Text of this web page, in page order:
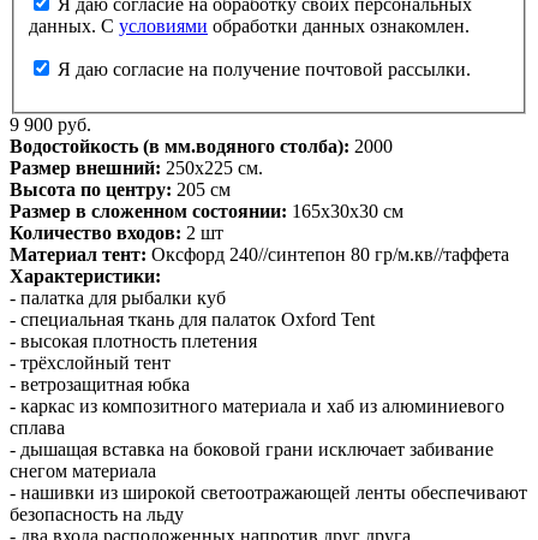
данных. С условиями обработки данных ознакомлен.
Я даю согласие на получение почтовой рассылки.
9 900 руб.
Водостойкость (в мм.водяного столба): 2000
Размер внешний: 250х225 см.
Высота по центру: 205 см
Размер в сложенном состоянии: 165х30х30 см
Количество входов: 2 шт
Материал тент: Оксфорд 240//синтепон 80 гр/м.кв//таффета
Характеристики:
- палатка для рыбалки куб
- специальная ткань для палаток Oxford Tent
- высокая плотность плетения
- трёхслойный тент
- ветрозащитная юбка
- каркас из композитного материала и хаб из алюминиевого
сплава
- дышащая вставка на боковой грани исключает забивание
снегом материала
- нашивки из широкой светоотражающей ленты обеспечивают
безопасность на льду
- два входа расположенных напротив друг друга